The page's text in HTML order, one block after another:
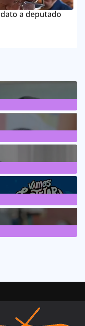
a deputado